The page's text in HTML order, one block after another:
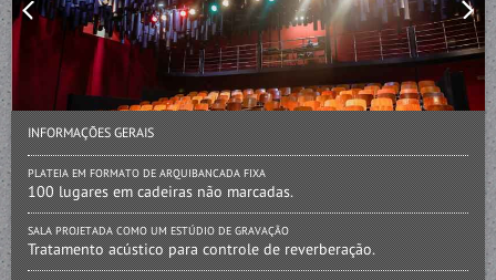
INFORMAÇÕES GERAIS
PLATEIA EM FORMATO DE ARQUIBANCADA FIXA
100 lugares em cadeiras não marcadas.
SALA PROJETADA COMO UM ESTÚDIO DE GRAVAÇÃO
Tratamento acústico para controle de reverberação.